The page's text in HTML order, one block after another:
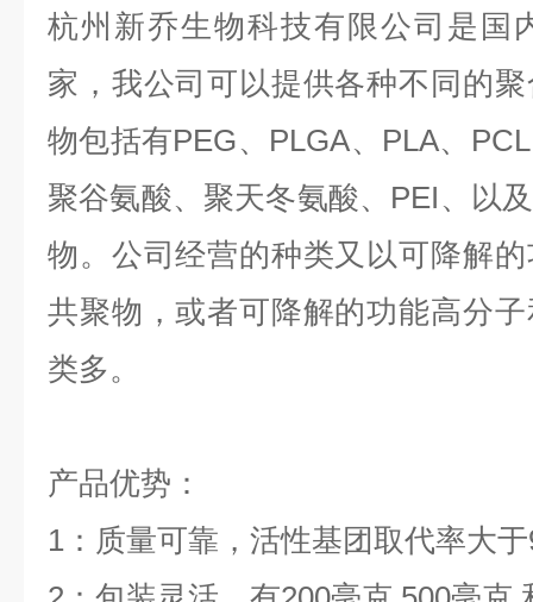
杭州新乔生物科技有限公司是国
家，我公司可以提供各种不同的
物包括有PEG、 PLGA、 PLA、 PCL
聚谷氨酸、聚天冬氨酸、 PEI 、以
物。公司经营的种类又以可降解
共聚物，或者可降解的功能高分
类多。
产品优势：
1 ：质量可靠，活性基团取代率大于